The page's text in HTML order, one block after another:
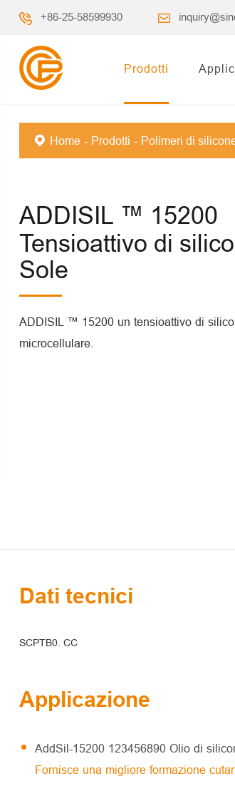
+86-25-58599930
Prodotti
Home Prodotti Polimeri di
ADDISIL ™ 15200
Tensioattivo di
Sole
ADDISIL ™ 15200 un tensioattivo di
microcellulare.
Dati tecnici
SCPTB0. CC
Applicazione
AddSil-15200 123456890 Olio di
Fornisce una migliore formazione